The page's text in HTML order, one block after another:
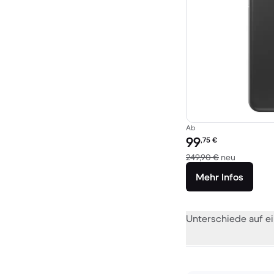
Ab
Preis des erneuerten
99,75 €
249,90 € neu
Mehr Infos
Unterschiede auf